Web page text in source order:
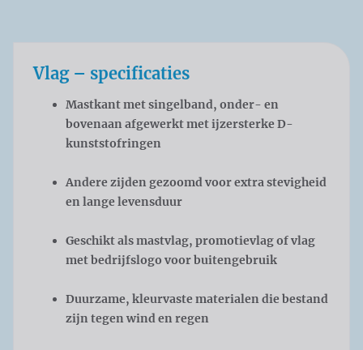
Vlag – specificaties
Mastkant met singelband, onder- en
bovenaan afgewerkt met ijzersterke D-
kunststofringen
Andere zijden gezoomd voor extra stevigheid
en lange levensduur
Geschikt als mastvlag, promotievlag of vlag
met bedrijfslogo voor buitengebruik
Duurzame, kleurvaste materialen die bestand
zijn tegen wind en regen